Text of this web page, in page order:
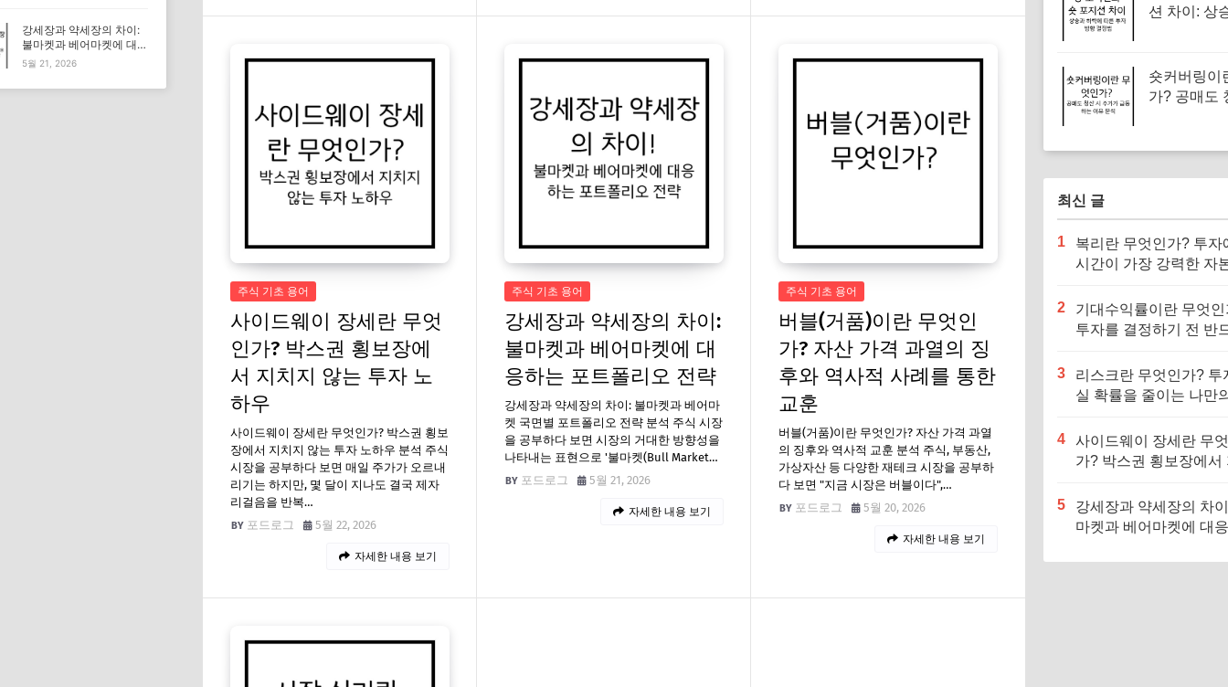
주식 기초 용어
사이드웨이 장세란 무엇
인가? 박스권 횡보장에
서 지치지 않는 투자 노
하우
사이드웨이 장세란 무엇인가? 박스권 횡보
장에서 지치지 않는 투자 노하우 분석 주식
시장을 공부하다 보면 매일 주가가 오르내
리기는 하지만, 몇 달이 지나도 결국 제자
리걸음을 반복…
포드로그
5월 22, 2026
자세한 내용 보기
주식 기초 용어
강세장과 약세장의 차이:
불마켓과 베어마켓에 대
응하는 포트폴리오 전략
강세장과 약세장의 차이: 불마켓과 베어마
켓 국면별 포트폴리오 전략 분석 주식 시장
을 공부하다 보면 시장의 거대한 방향성을
나타내는 표현으로 '불마켓(Bull Market…
포드로그
5월 21, 2026
자세한 내용 보기
주식 기초 용어
버블(거품)이란 무엇인
가? 자산 가격 과열의 징
후와 역사적 사례를 통한
교훈
버블(거품)이란 무엇인가? 자산 가격 과열
의 징후와 역사적 교훈 분석 주식, 부동산,
가상자산 등 다양한 재테크 시장을 공부하
다 보면 "지금 시장은 버블이다",…
포드로그
5월 20, 2026
자세한 내용 보기
션 차이: 상
숏커버링이
가? 공매도
최신 글
1
복리란 무엇인가? 투자
시간이 가장 강력한 자
2
기대수익률이란 무엇
투자를 결정하기 전 반
3
리스크란 무엇인가? 투
실 확률을 줄이는 나만
4
사이드웨이 장세란 무
가? 박스권 횡보장에서
5
강세장과 약세장의 차
마켓과 베어마켓에 대
강세장과 약세장의 차이:
불마켓과 베어마켓에 대응
하는 포트폴리오 전략
5월 21, 2026